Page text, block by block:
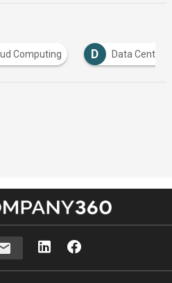
D Data Center D Digital